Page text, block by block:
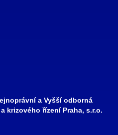
a Vyšší odborná
krizového řízení Praha, s.r.o.